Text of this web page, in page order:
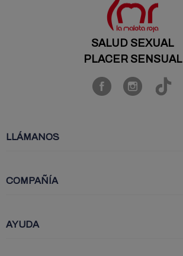
SALUD SEXUAL
PLACER SENSUAL
LLÁMANOS
COMPAÑÍA
AYUDA